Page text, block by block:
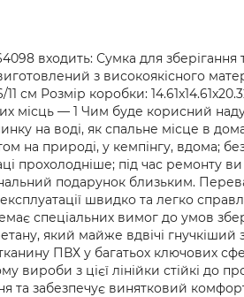
входить: Сумка для
з високоякісного
см Розмір коробки:
місць — 1 Чим буде корисний
на воді, як спальне місце в
природі, у кемпінгу, вдома;
прохолодніше; під час ремонту
подарунок близьким.
швидко та легко
спеціальних вимог до умов
який майже вдвічі
ПВХ у багатьох ключових
з цієї лінійки стійкі до
та забезпечує винятковий